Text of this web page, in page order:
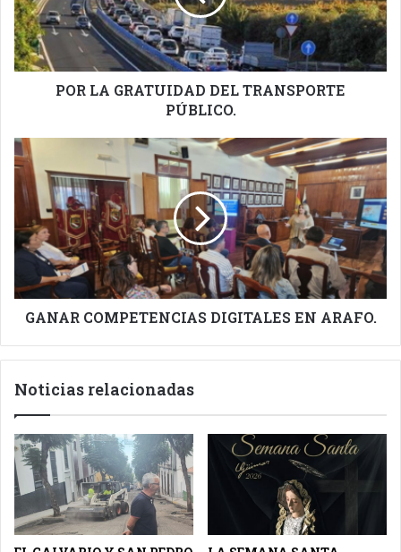
PÚBLICO.
POR LA GRATUIDAD DEL TRANSPORTE
PÚBLICO.
GANAR
COMPETENCIAS
DIGITALES
EN
ARAFO.
GANAR COMPETENCIAS DIGITALES EN ARAFO.
Noticias relacionadas